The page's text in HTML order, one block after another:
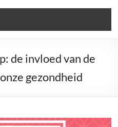
de invloed van de
gezondheid